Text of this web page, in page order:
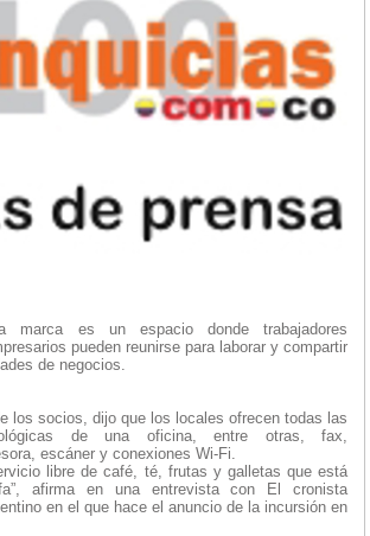
marca es un espacio donde trabajadores
pueden reunirse para laborar y compartir
de negocios.
los socios, dijo que los locales ofrecen todas las
de una oficina, entre otras, fax,
escáner y conexiones Wi-Fi.
libre de café, té, frutas y galletas que está
afirma en una entrevista con El cronista
en el que hace el anuncio de la incursión en